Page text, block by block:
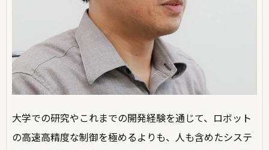
大学での研究やこれまでの開発経験を通じて、ロボット
の高速高精度な制御を極めるよりも、人も含めたシステ